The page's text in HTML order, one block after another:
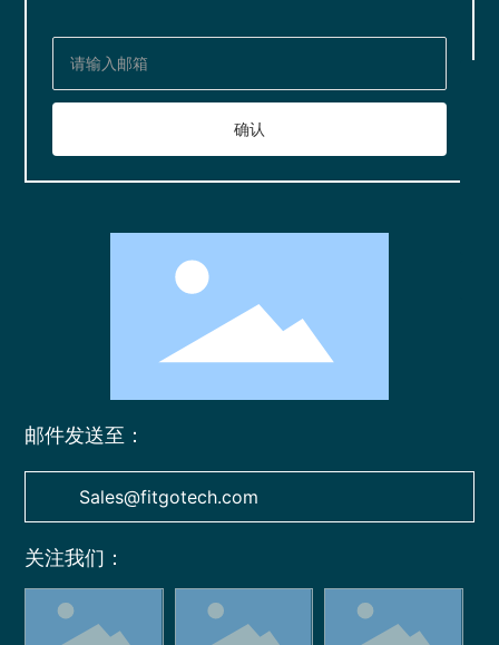
确认
Sales@fitgotech.com
0755-23724181
邮件发送至：
Sales@fitgotech.com
关注我们：